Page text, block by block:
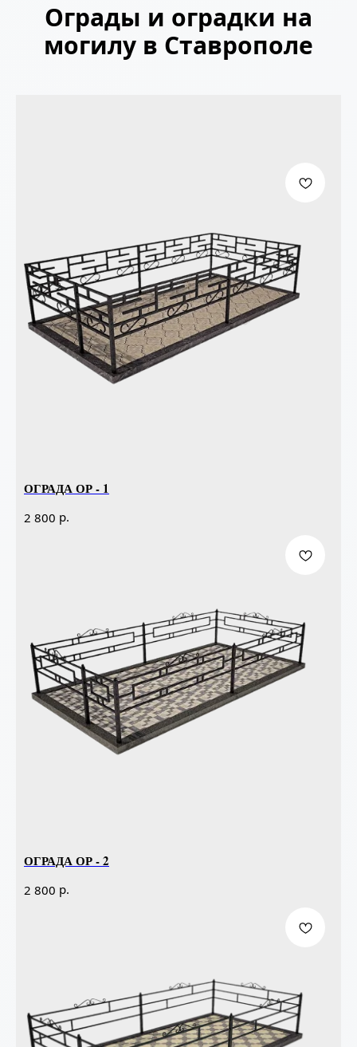
Ограды и оградки на
могилу в Ставрополе
ОГРАДА ОР - 1
2 800 р.
ОГРАДА ОР - 2
2 800 р.